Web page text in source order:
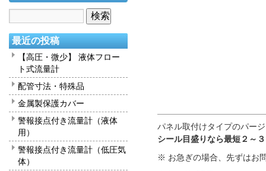
パネル取付けタイプのパー
シール目盛りなら最短２～
※ お急ぎの場合、先ずはお
最近の投稿
【高圧・微少】 液体フロー
ト式流量計
配管寸法・特殊品
金属製保護カバー
警報接点付き流量計（液体
用）
警報接点付き流量計（低圧気
体）